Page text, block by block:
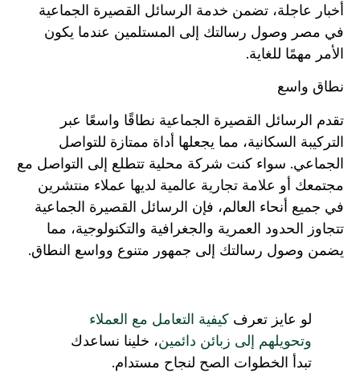
أخبار عاجلة، تضمن خدمة الرسائل القصيرة الجماعية
في مصر وصول رسالتك إلى المستلمين عندما يكون
الأمر مهمًا للغاية.
نطاق واسع
تقدم الرسائل القصيرة الجماعية نطاقًا واسعًا عبر
التركيبة السكانية، مما يجعلها أداة ممتازة للتواصل
الجماعي. سواء كنت شركة محلية تتطلع إلى التواصل مع
مجتمعك أو علامة تجارية عالمية لديها عملاء منتشرين
في جميع أنحاء العالم، فإن الرسائل القصيرة الجماعية
تتجاوز الحدود العمرية والجغرافية والتكنولوجية، مما
يضمن وصول رسالتك إلى جمهور متنوع وواسع النطاق.
لو عايز تعرف كيفية التعامل مع العملاء
وتحويلهم إلى زبائن دائمين، خلينا نساعدك
تبدأ الخطوات الصح لنجاح مستدام.